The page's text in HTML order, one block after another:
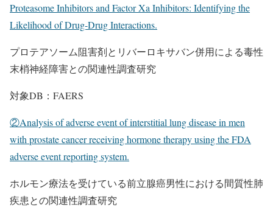
Proteasome Inhibitors and Factor Xa Inhibitors: Identifying the
Likelihood of Drug-Drug Interactions.
プロテアソーム阻害剤とリバーロキサバン併用による毒性
末梢神経障害との関連性調査研究
対象DB：FAERS
②Analysis of adverse event of interstitial lung disease in men
with prostate cancer receiving hormone therapy using the FDA
adverse event reporting system.
ホルモン療法を受けている前立腺癌男性における間質性肺
疾患との関連性調査研究